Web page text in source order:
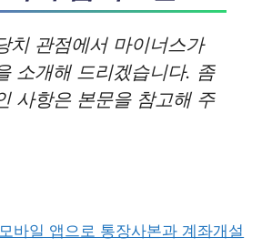
치 관점에서 마이너스가
소개해 드리겠습니다. 좀
사항은 본문을 참고해 주
바일 앱으로 통장사본과 계좌개설